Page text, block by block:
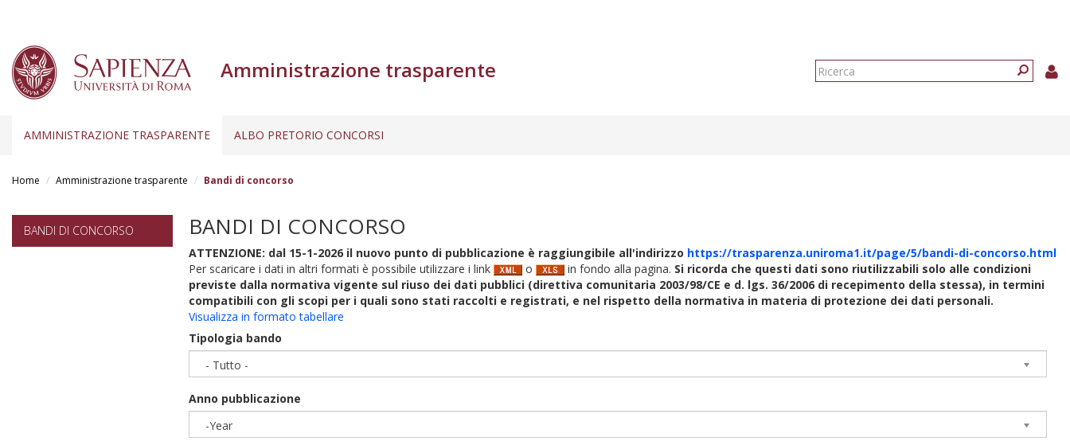
Amministrazione trasparente
Form
AMMINISTRAZIONE TRASPARENTE ALBO PRETORIO CONCORSI
Home Amministrazione trasparente Bandi di concorso
BANDI DI CONCORSO BANDI DI CONCORSO
ATTENZIONE: dal 15-1-2026 il nuovo punto di pubblicazione è raggiungibile all'indirizzo https://trasparenza.uniroma1.it/page/5/bandi-di-concorso.html
Per scaricare i dati in altri formati è possibile utilizzare i link
o in fondo alla pagina. Si ricorda che questi dati sono riutilizzabili solo alle condizioni
previste dalla normativa vigente sul riuso dei dati pubblici (direttiva comunitaria 2003/98/CE e d. lgs. 36/2006 di recepimento della stessa), in termini
compatibili con gli scopi per i quali sono stati raccolti e registrati, e nel rispetto della normativa in materia di protezione dei dati personali.
Visualizza in formato tabellare
Tipologia bando
- Tutto -
Anno pubblicazione
-Year